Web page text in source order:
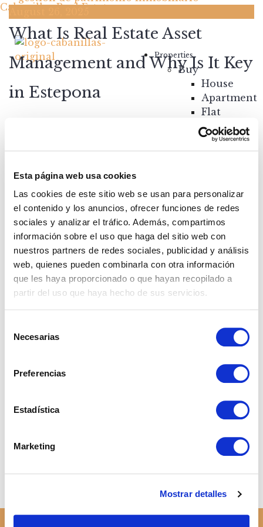
Esta página web usa cookies
Las cookies de este sitio web se usan para personalizar
el contenido y los anuncios, ofrecer funciones de redes
sociales y analizar el tráfico. Además, compartimos
información sobre el uso que haga del sitio web con
nuestros partners de redes sociales, publicidad y análisis
web, quienes pueden combinarla con otra información
que les haya proporcionado o que hayan recopilado a
partir del uso que haya hecho de sus servicios.
Necesarias
Preferencias
Estadística
Marketing
Mostrar detalles
Cabanillas Real Estate
Properties
Buy
House
Apartment
Flat
Rustic
House
Chalet
Land
New
Construction
About us
Your Broker
Contact Us
Blog
English
What Is Real Estate Asset
Management and Why Is It Key
in Estepona
Imagine that you buy a property on the Costa
del Sol. You’re not only thinking about enjoying
the sea views or the privileged climate, but also
investment grows, remains prot...
Posted by: Carmen Cabanillas Sánchez
Categories: Real Estate
Search
What nobody explains about buying a
Taxes When Selling a Property in
What is a real estate investment and how